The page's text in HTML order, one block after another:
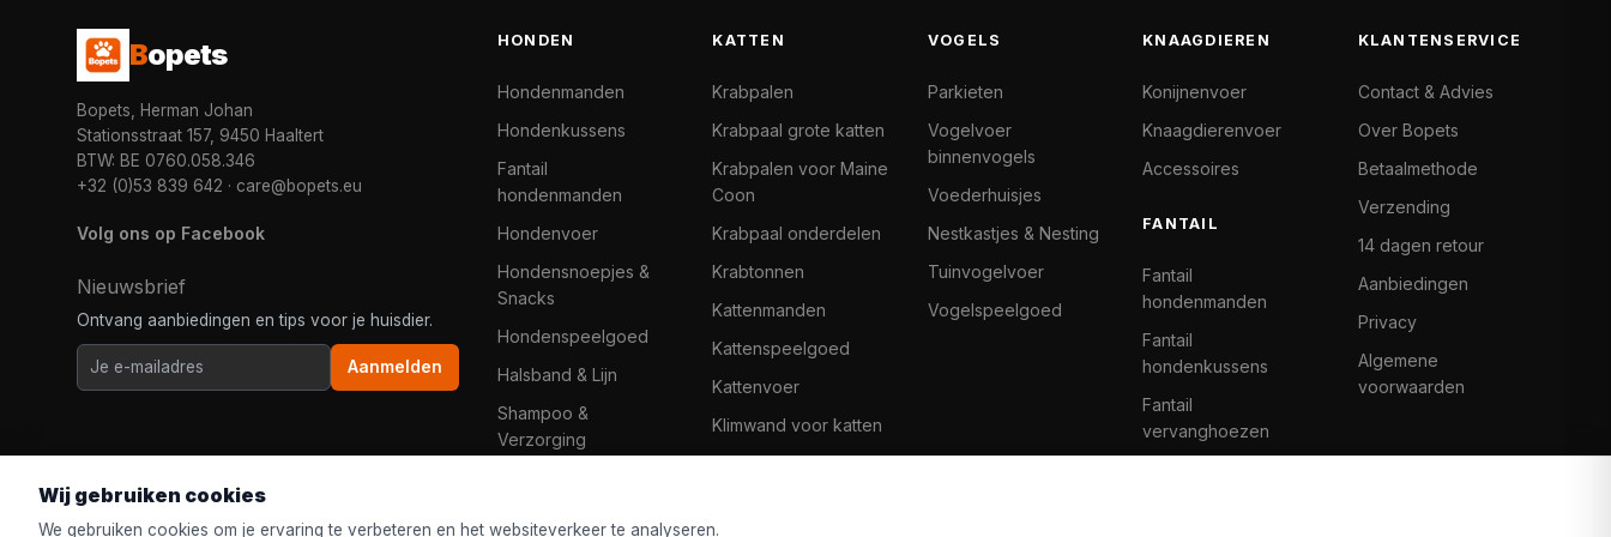
Bopets
Bopets, Herman Johan
Stationsstraat 157, 9450 Haaltert
BTW: BE 0760.058.346
+32 (0)53 839 642 · care@bopets.eu
Volg ons op Facebook
Nieuwsbrief
Ontvang aanbiedingen en tips voor je huisdier.
Aanmelden
HONDEN
Hondenmanden
Hondenkussens
Fantail
hondenmanden
Hondenvoer
Hondensnoepjes &
Snacks
Hondenspeelgoed
Halsband & Lijn
Shampoo &
Verzorging
KATTEN
Krabpalen
Krabpaal grote katten
Krabpalen voor Maine
Coon
Krabpaal onderdelen
Krabtonnen
Kattenmanden
Kattenspeelgoed
Kattenvoer
Klimwand voor katten
VOGELS
Parkieten
Vogelvoer
binnenvogels
Voederhuisjes
Nestkastjes & Nesting
Tuinvogelvoer
Vogelspeelgoed
KNAAGDIEREN
Konijnenvoer
Knaagdierenvoer
Accessoires
FANTAIL
Fantail
hondenmanden
Fantail
hondenkussens
Fantail
vervanghoezen
KLANTENSERVICE
Contact & Advies
Over Bopets
Betaalmethode
Verzending
14 dagen retour
Aanbiedingen
Privacy
Algemene
voorwaarden
Wij gebruiken cookies
We gebruiken cookies om je ervaring te verbeteren en het websiteverkeer te analyseren.